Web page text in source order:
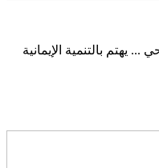
بالتنمية الإيمانية